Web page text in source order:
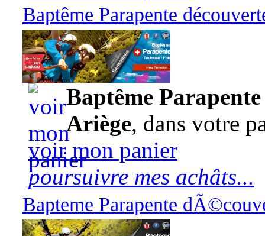
Baptême Parapente
95,00 euros
Baptême
Ariège, dans votre
voir mon panier
poursuivre mes achâts...
Bapteme Parapente